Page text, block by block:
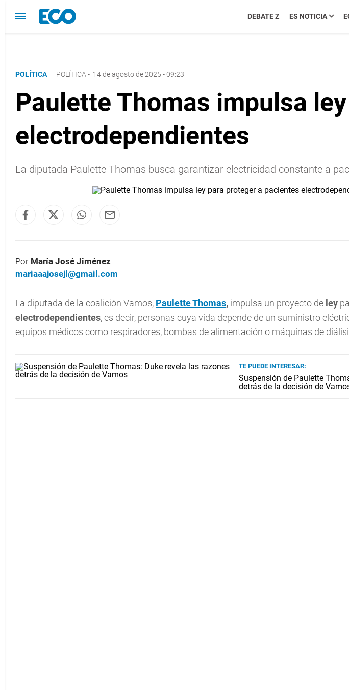
DEBATE Z ES NOTICIA
POLÍTICA POLÍTICA - 14 de agosto de 2025 - 09:23
Paulette Thomas impulsa
electrodependientes
La diputada Paulette Thomas busca garantizar electricidad constante a
Por María José Jiménez
mariaaajosejl@gmail.com
La diputada de la coalición Vamos, Paulette Thomas, impulsa un proyecto de ley
electrodependientes, es decir, personas cuya vida depende de un suministro
equipos médicos como respiradores, bombas de alimentación o máquinas de
TE PUEDE INTERESAR:
Suspensión de Paulette
detrás de la decisión de